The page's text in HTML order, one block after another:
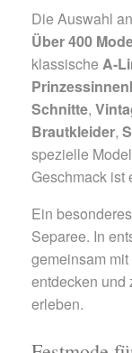
Die Auswahl
Über 400
klassische A-
Schnitte,
Brautkleider,
spezielle
Geschmack ist
Ein
Separee. In
gemeinsam
entdecken und
erleben.